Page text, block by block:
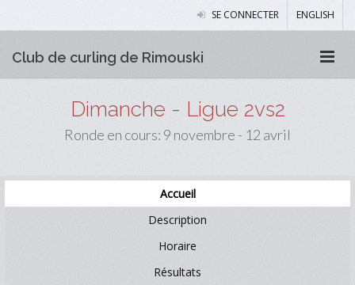
SE CONNECTER ENGLISH
Club de curling de Rimouski
Dimanche - Ligue 2vs2
Ronde en cours: 9 novembre - 12 avril
Accueil
Description
Horaire
Résultats